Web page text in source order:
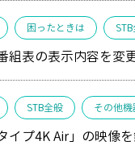
困ったときは
組表の表示内容を変
STB全般 その他
イプ4K Air」の映像